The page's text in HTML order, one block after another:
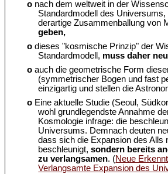
o nach dem weltweit in der
Standardmodell des Universums,
derartige Zusammenballung von
geben,
o dieses "kosmische Prinzip" der
Standardmodell, muss daher
o auch die geometrische Form
(symmetrischer Bogen und fast
einzigartig und stellen die
o Eine aktuelle Studie (Seoul,
wohl grundlegendste Annahme
Kosmologie infrage: die
Universums. Demnach deuten
dass sich die Expansion des Alls
beschleunigt,sondern bereits
zu verlangsamen. (Neue
Verlangsamte Expansion des